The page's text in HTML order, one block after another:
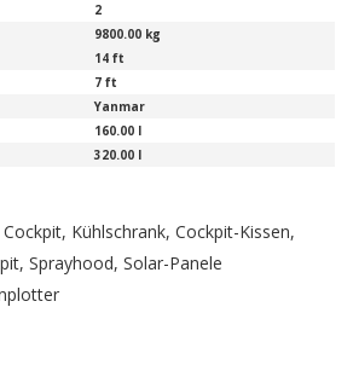
2
9800.00 kg
14 ft
7 ft
Yanmar
160.00 l
320.00 l
Kühlschrank, Cockpit-Kissen,
Sprayhood, Solar-Panele